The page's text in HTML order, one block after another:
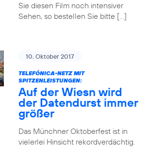
Sie diesen Film noch intensiver
Sehen, so bestellen Sie bitte […]
10. Oktober 2017
TELEFÓNICA-NETZ MIT
SPITZENLEISTUNGEN:
Auf der Wiesn wird
der Datendurst immer
größer
Das Münchner Oktoberfest ist in
vielerlei Hinsicht rekordverdächtig.